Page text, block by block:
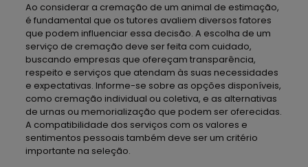
Ao considerar a cremação de um animal de estimação,
é fundamental que os tutores avaliem diversos fatores
que podem influenciar essa decisão. A escolha de um
serviço de cremação deve ser feita com cuidado,
buscando empresas que ofereçam transparência,
respeito e serviços que atendam às suas necessidades
e expectativas. Informe-se sobre as opções disponíveis,
como cremação individual ou coletiva, e as alternativas
de urnas ou memorialização que podem ser oferecidas.
A compatibilidade dos serviços com os valores e
sentimentos pessoais também deve ser um critério
importante na seleção.